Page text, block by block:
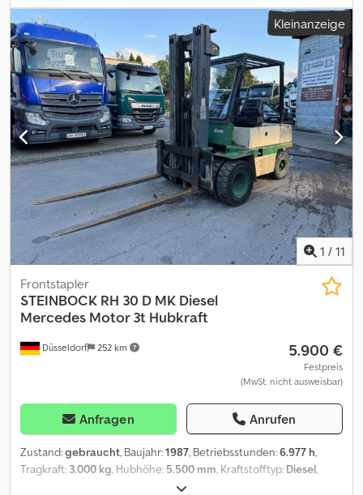
Ezszerf
Kleinanzeige
1 / 11
Düsseldorf 252 km
Frontstapler
STEINBOCK RH 30 D MK Diesel
Mercedes Motor 3t Hubkraft
5.900 €
Festpreis
(MwSt. nicht ausweisbar)
Anfragen Anrufen
Zustand:gebraucht, Baujahr:1987, Betriebsstunden:6.977 h,
Tragkraft: 3.000 kg, Hubhöhe: 5.500 mm, Kraftstofftyp: Diesel,
, Ausstattung: